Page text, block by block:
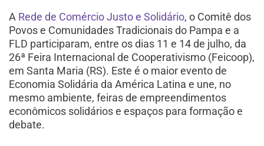
A Rede de Comércio Justo e Solidário, o Comitê dos
Povos e Comunidades Tradicionais do Pampa e a
FLD participaram, entre os dias 11 e 14 de julho, da
26ª Feira Internacional de Cooperativismo (Feicoop),
em Santa Maria (RS). Este é o maior evento de
Economia Solidária da América Latina e une, no
mesmo ambiente, feiras de empreendimentos
econômicos solidários e espaços para formação e
debate.